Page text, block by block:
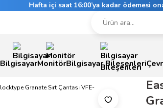
Hafta içi saat 16:00’ya kadar ödemesi
BilgisayarMonitörBilgisayar Bileşenleri